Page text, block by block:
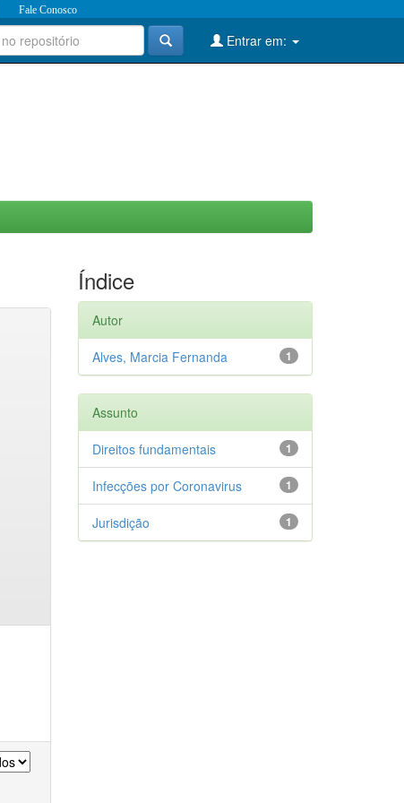
Fale Conosco
Entrar em:
Índice
Autor
1
Alves, Marcia Fernanda
Assunto
1
Direitos fundamentais
1
Infecções por Coronavirus
1
Jurisdição